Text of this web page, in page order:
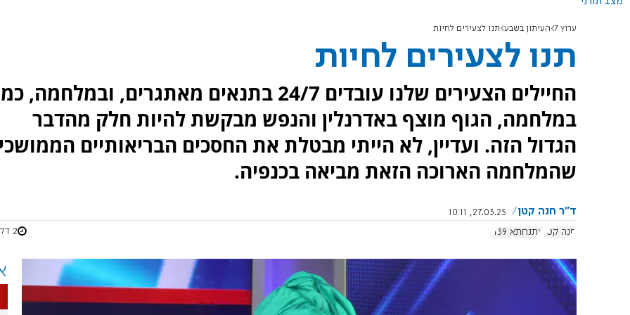
ערוץ 7 העיתון בשבע תנו לצעירים לחיות
תנו לצעירים לחיות
החיילים הצעירים שלנו עובדים 24/7 בתנאים מאתגרים, ובמלחמה,
במלחמה, הגוף מוצף באדרנלין והנפש מבקשת להיות חלק מהדבר
הגדול הזה. ועדיין, לא הייתי מבטלת את החסכים הבריאותיים
שהמלחמה הארוכה הזאת מביאה בכנפיה.
ד"ר חנה קטן
27.03.25, 10:11
חנה קטן
אתנחתא 1139 2 דקות